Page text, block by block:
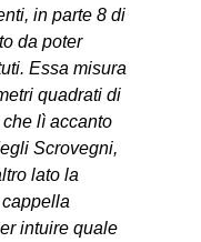
in parte 8 di
da poter
Essa misura
quadrati di
lì accanto
Scrovegni,
lato la
intuire quale